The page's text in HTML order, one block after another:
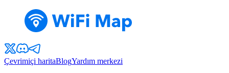
Çevrimiçi haritaBlogYardım merkezi